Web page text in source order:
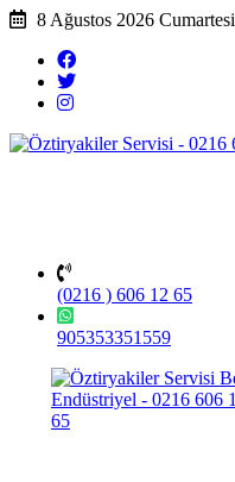
8 Ağustos 2026 Cumartesi
(0216 ) 606 12 65
905353351559